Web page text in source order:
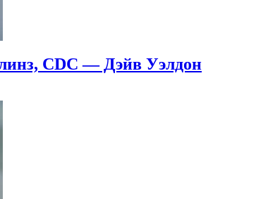
CDC — Дэйв Уэлдон